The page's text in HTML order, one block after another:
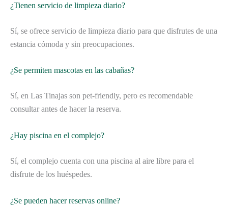
¿Tienen servicio de limpieza diario?
Sí, se ofrece servicio de limpieza diario para que disfrutes de una
estancia cómoda y sin preocupaciones.
¿Se permiten mascotas en las cabañas?
Sí, en Las Tinajas son pet-friendly, pero es recomendable
consultar antes de hacer la reserva.
¿Hay piscina en el complejo?
Sí, el complejo cuenta con una piscina al aire libre para el
disfrute de los huéspedes.
¿Se pueden hacer reservas online?